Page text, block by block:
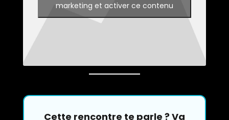
marketing et activer ce contenu
Cette rencontre te parle ? Va